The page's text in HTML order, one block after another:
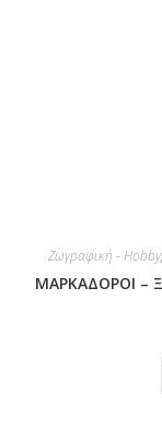
Ζωγραφική - Hobby,
ΜΑΡΚΑΔΟΡΟΙ –